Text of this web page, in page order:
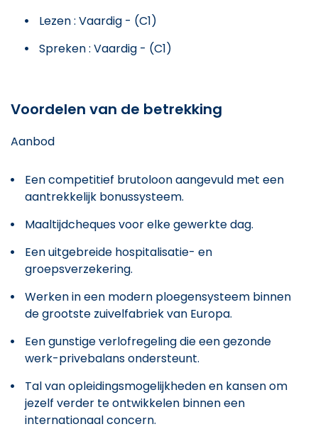
Lezen : Vaardig - (C1)
Spreken : Vaardig - (C1)
Voordelen van de betrekking
Aanbod
Een competitief brutoloon aangevuld met een
aantrekkelijk bonussysteem.
Maaltijdcheques voor elke gewerkte dag.
Een uitgebreide hospitalisatie- en
groepsverzekering.
Werken in een modern ploegensysteem binnen
de grootste zuivelfabriek van Europa.
Een gunstige verlofregeling die een gezonde
werk-privebalans ondersteunt.
Tal van opleidingsmogelijkheden en kansen om
jezelf verder te ontwikkelen binnen een
internationaal concern.